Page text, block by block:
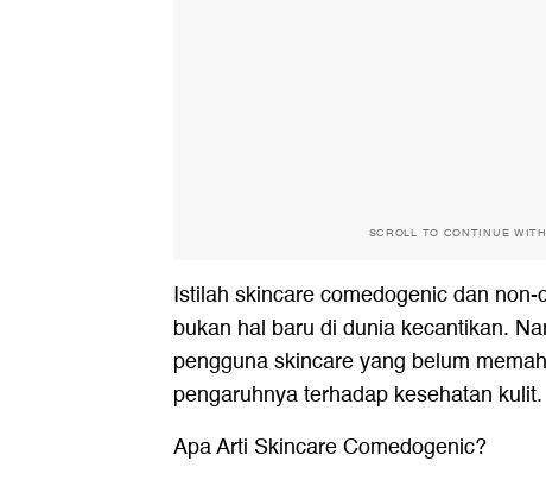
SCROLL TO CONTINUE
Istilah skincare comedogenic dan
bukan hal baru di dunia kecantikan.
pengguna skincare yang belum
pengaruhnya terhadap kesehatan kulit.
Apa Arti Skincare Comedogenic?